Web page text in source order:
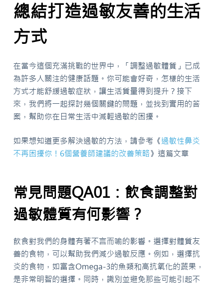
總結打造過敏友善的生活
方式
在當今這個充滿挑戰的世界中，「調整過敏體質」已成
為許多人關注的健康話題。你可能會好奇，怎樣的生活
方式才能舒緩過敏症狀，讓生活質量得到提升？接下
來，我們將一起探討幾個關鍵的問題，並找到實用的答
案，幫助你在日常生活中減輕過敏的困擾。
如果想知道更多解決過敏的方法，請參考《過敏性鼻炎
不再困擾你！6個營養師建議的改善策略》這篇文章
常見問題QA01：飲食調整對
過敏體質有何影響？
飲食對我們的身體有著不言而喻的影響。選擇對體質友
善的食物，可以幫助我們減少過敏反應。例如，選擇抗
炎的食物，如富含Omega-3的魚類和高抗氧化的蔬果，
是非常明智的選擇。同時，識別並避免那些可能引起不